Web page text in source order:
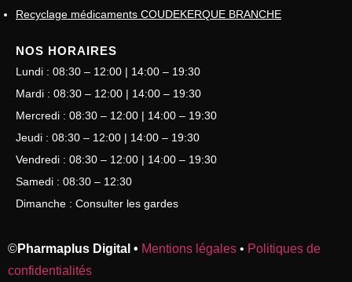
Recyclage médicaments COUDEKERQUE BRANCHE
NOS HORAIRES
Lundi : 08:30 – 12:00 | 14:00 – 19:30
Mardi : 08:30 – 12:00 | 14:00 – 19:30
Mercredi : 08:30 – 12:00 | 14:00 – 19:30
Jeudi : 08:30 – 12:00 | 14:00 – 19:30
Vendredi : 08:30 – 12:00 | 14:00 – 19:30
Samedi : 08:30 – 12:30
Dimanche : Consulter les gardes
©Pharmaplus Digital • Mentions légales • Politiques de
confidentialités